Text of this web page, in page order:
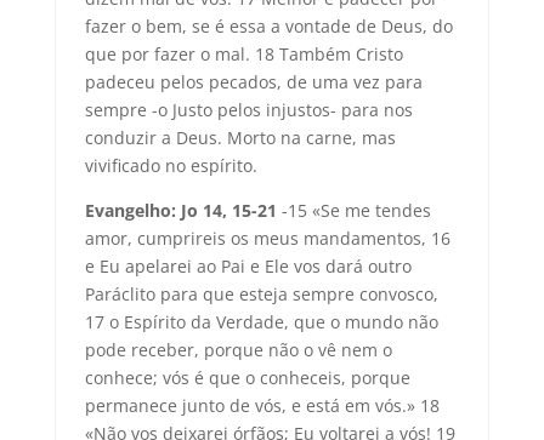
fazer o bem, se é essa a vontade de Deus, do
que por fazer o mal. 18 Também Cristo
padeceu pelos pecados, de uma vez para
sempre -o Justo pelos injustos- para nos
conduzir a Deus. Morto na carne, mas
vivificado no espírito.
Evangelho: Jo 14, 15-21 -15 «Se me tendes
amor, cumprireis os meus mandamentos, 16
e Eu apelarei ao Pai e Ele vos dará outro
Paráclito para que esteja sempre convosco,
17 o Espírito da Verdade, que o mundo não
pode receber, porque não o vê nem o
conhece; vós é que o conheceis, porque
permanece junto de vós, e está em vós.» 18
«Não vos deixarei órfãos; Eu voltarei a vós! 19